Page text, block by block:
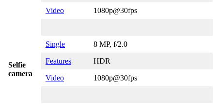
Video 1080p@30fps
Selfie
camera
Single 8 MP, f/2.0
Features HDR
Video 1080p@30fps